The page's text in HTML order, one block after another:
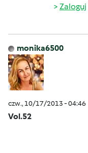
Zaloguj
monika6500
czw., 10/17/2013 - 04:46
Vol.52